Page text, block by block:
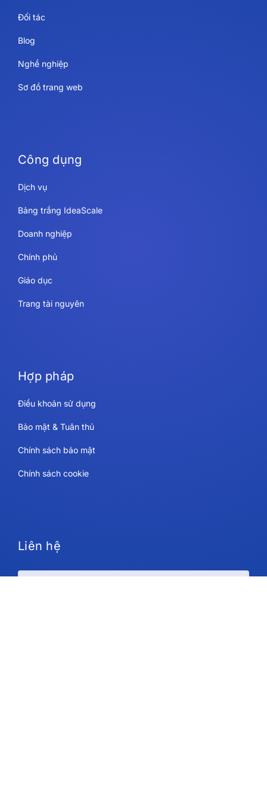
Đối tác
Blog
Nghề nghiệp
Sơ đồ trang web
Công dụng
Dịch vụ
Bảng trắng IdeaScale
Doanh nghiệp
Chính phủ
Giáo dục
Trang tài nguyên
Hợp pháp
Điều khoản sử dụng
Bảo mật & Tuân thủ
Chính sách bảo mật
Chính sách cookie
Liên hệ